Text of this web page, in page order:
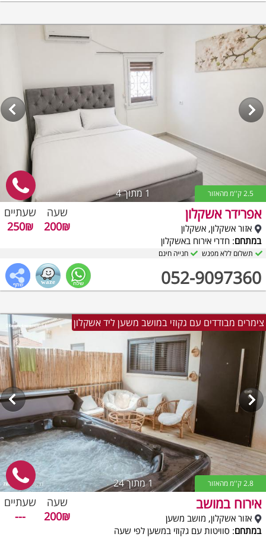
1מתוך 4 2.5 ק''מ מהאזור
אפרידר אשקלון
אזור אשקלון, אשקלון
במתחם: חדרי אירוח באשקלון
052-9097360
שעה
200₪
שעתיים
250₪
תשלום ללא מפגש חנייה חינם
צימרים מבודדים עם גקוזי במושב משען ליד אשקלון
1מתוך 24 2.8 ק''מ מהאזור
אירוח במושב
אזור אשקלון, מושב משען
במתחם: סוויטות עם גקוזי במשען לפי שעה
שעה
200₪
שעתיים
---